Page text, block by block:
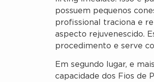
possuem pequenos
profissional traciona e
aspecto rejuvenescido.
procedimento e serve
Em segundo lugar, e
capacidade dos Fios de